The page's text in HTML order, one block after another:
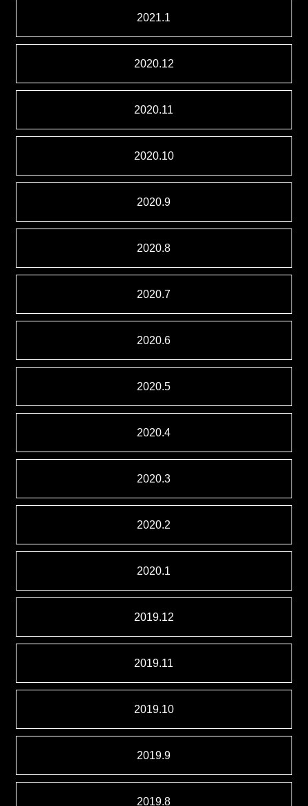
2021.1
2020.12
2020.11
2020.10
2020.9
2020.8
2020.7
2020.6
2020.5
2020.4
2020.3
2020.2
2020.1
2019.12
2019.11
2019.10
2019.9
2019.8